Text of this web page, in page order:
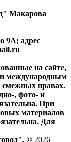
Макарова
9А; адрес
на сайте,
и международным
смежных правах.
, фото- и
При
материалов
Для
© 2026